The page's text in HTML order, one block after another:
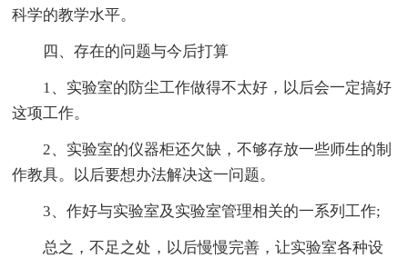
科学的教学水平。
四、存在的问题与今后打算
1、实验室的防尘工作做得不太好，以后会一定搞好
这项工作。
2、实验室的仪器柜还欠缺，不够存放一些师生的制
作教具。以后要想办法解决这一问题。
3、作好与实验室及实验室管理相关的一系列工作;
总之，不足之处，以后慢慢完善，让实验室各种设